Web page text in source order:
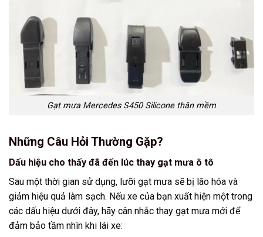
Gạt mưa Mercedes S450 Silicone thân mềm
Những Câu Hỏi Thường Gặp?
Dấu hiệu cho thấy đã đến lúc thay gạt mưa ô tô
Sau một thời gian sử dụng, lưỡi gạt mưa sẽ bị lão hóa và
giảm hiệu quả làm sạch. Nếu xe của bạn xuất hiện một trong
các dấu hiệu dưới đây, hãy cân nhắc thay gạt mưa mới để
đảm bảo tầm nhìn khi lái xe: